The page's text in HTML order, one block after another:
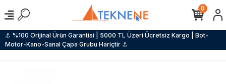
⚓ %100 Orijinal Ürün Garantisi | 5000 TL Üzeri Ücretsiz Kargo | Bot-
Motor-Kano-Sanal Çapa Grubu Hariçtir ⚓
0